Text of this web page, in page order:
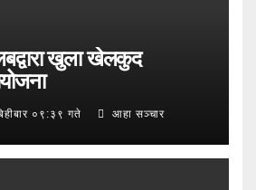
खुला खेलकुद
०९:३९ गते आहा सञ्चार